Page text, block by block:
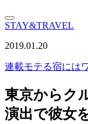
STAY&TRAVEL
2019.01.20
連載モテる宿には
東京からク
演出で彼女